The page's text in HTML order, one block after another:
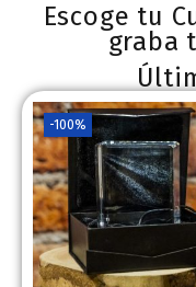
Escoge tu
graba
-100%